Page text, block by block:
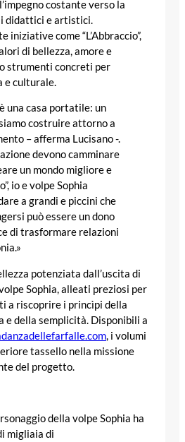
costante verso la
didattici e artistici.
iniziative come “L’Abbraccio”,
di bellezza, amore e
strumenti concreti per
e culturale.
una casa portatile: un
costruire attorno a
– afferma Lucisano -.
devono camminare
un mondo migliore e
io e volpe Sophia
a grandi e piccini che
può essere un dono
di trasformare relazioni
potenziata dall’uscita di
Sophia, alleati preziosi per
a riscoprire i princìpi della
e della semplicità. Disponibili a
, i volumi
tassello nella missione
del progetto.
della volpe Sophia ha
migliaia di